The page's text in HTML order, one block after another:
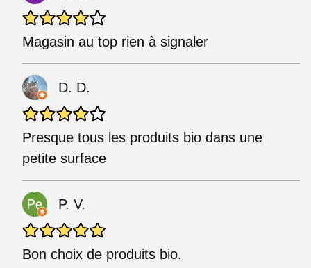
Magasin au top rien à signaler
D. D.
Presque tous les produits bio dans une
petite surface
P. V.
Bon choix de produits bio.